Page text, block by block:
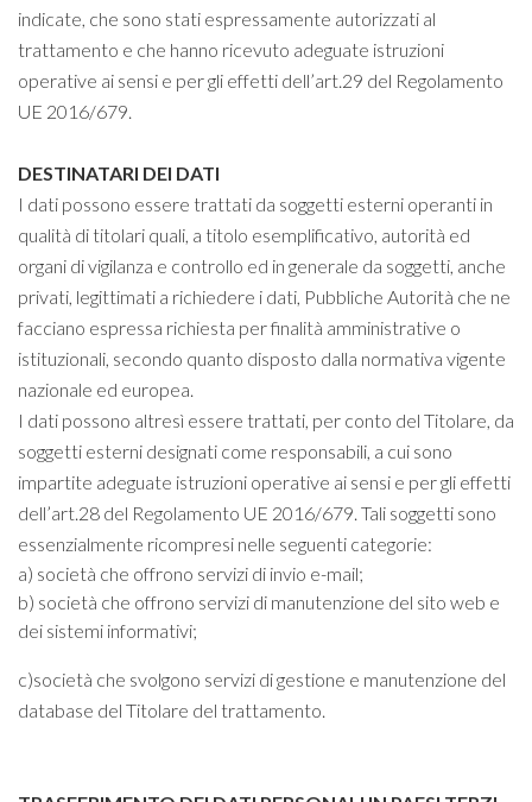
indicate, che sono stati espressamente autorizzati al
trattamento e che hanno ricevuto adeguate istruzioni
operative ai sensi e per gli effetti dell’art.29 del Regolamento
UE 2016/679.
DESTINATARI DEI DATI
I dati possono essere trattati da soggetti esterni operanti in
qualità di titolari quali, a titolo esemplificativo, autorità ed
organi di vigilanza e controllo ed in generale da soggetti, anche
privati, legittimati a richiedere i dati, Pubbliche Autorità che ne
facciano espressa richiesta per finalità amministrative o
istituzionali, secondo quanto disposto dalla normativa vigente
nazionale ed europea.
I dati possono altresì essere trattati, per conto del Titolare, da
soggetti esterni designati come responsabili, a cui sono
impartite adeguate istruzioni operative ai sensi e per gli effetti
dell’art.28 del Regolamento UE 2016/679. Tali soggetti sono
essenzialmente ricompresi nelle seguenti categorie:
a) società che offrono servizi di invio e-mail;
b) società che offrono servizi di manutenzione del sito web e
dei sistemi informativi;
c)società che svolgono servizi di gestione e manutenzione del
database del Titolare del trattamento.